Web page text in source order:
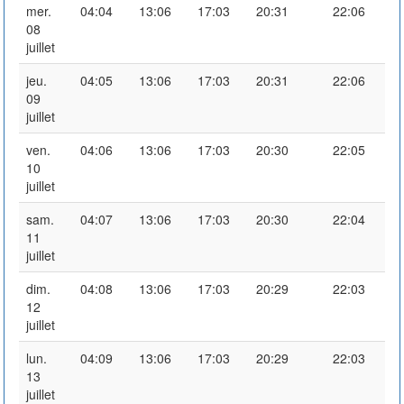
mer.
08
juillet
04:04 13:06 17:03 20:31 22:06
jeu.
09
juillet
04:05 13:06 17:03 20:31 22:06
ven.
10
juillet
04:06 13:06 17:03 20:30 22:05
sam.
11
juillet
04:07 13:06 17:03 20:30 22:04
dim.
12
juillet
04:08 13:06 17:03 20:29 22:03
lun.
13
juillet
04:09 13:06 17:03 20:29 22:03